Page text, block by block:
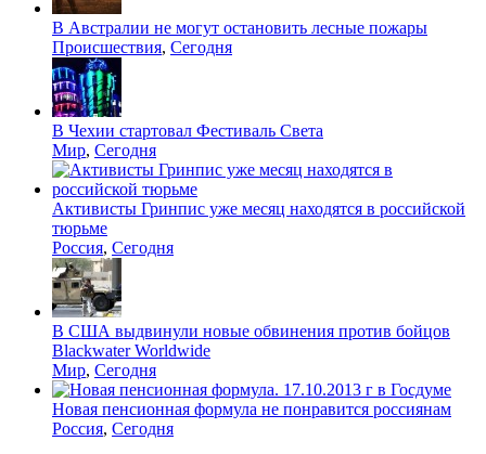
В Австралии не могут остановить лесные пожары
Происшествия, Сегодня
В Чехии стартовал Фестиваль Света
Мир, Сегодня
Активисты Гринпис уже месяц находятся в российской
тюрьме
Россия, Сегодня
В США выдвинули новые обвинения против бойцов
Blackwater Worldwide
Мир, Сегодня
Новая пенсионная формула не понравится россиянам
Россия, Сегодня